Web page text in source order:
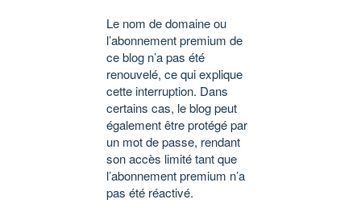
Le nom de domaine ou
l’abonnement premium de
ce blog n’a pas été
renouvelé, ce qui explique
cette interruption. Dans
certains cas, le blog peut
également être protégé par
un mot de passe, rendant
son accès limité tant que
l’abonnement premium n’a
pas été réactivé.